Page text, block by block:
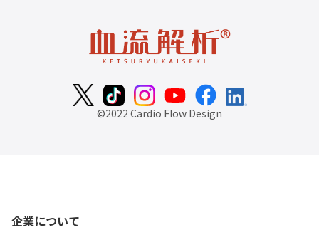
©2022 Cardio Flow Design
企業について